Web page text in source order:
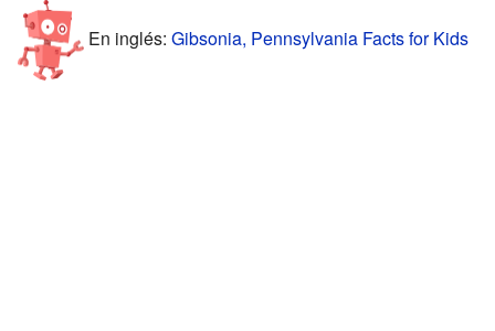
En inglés: Gibsonia, Pennsylvania Facts for Kids